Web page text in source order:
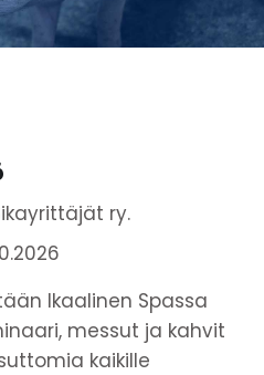
ry.
Ikaalinen Spassa
messut ja kahvit
kaikille